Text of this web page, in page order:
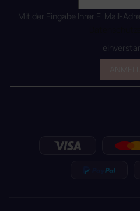
Mit der Eingabe Ihrer E-Mail-